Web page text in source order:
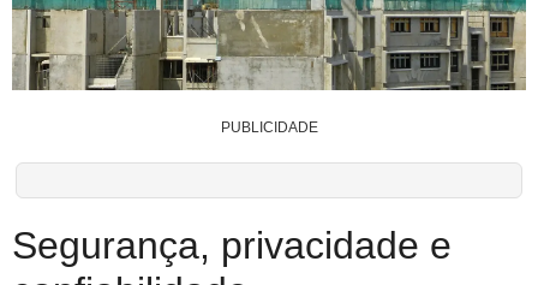
PUBLICIDADE
Segurança, privacidade e